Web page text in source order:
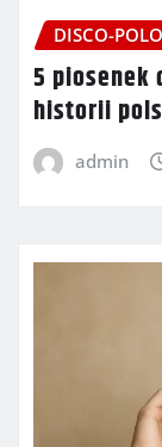
DISCO-POLO
5 piosenek
historii
admin